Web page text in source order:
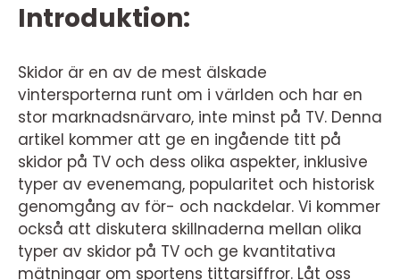
Introduktion:
Skidor är en av de mest älskade
vintersporterna runt om i världen och har en
stor marknadsnärvaro, inte minst på TV. Denna
artikel kommer att ge en ingående titt på
skidor på TV och dess olika aspekter, inklusive
typer av evenemang, popularitet och historisk
genomgång av för- och nackdelar. Vi kommer
också att diskutera skillnaderna mellan olika
typer av skidor på TV och ge kvantitativa
mätningar om sportens tittarsiffror. Låt oss